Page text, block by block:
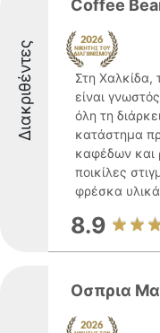
Διακριθέντες
Coffee
Στη Χαλκίδα,
είναι
όλη τη
κατάστημα
καφέδων και
ποικίλες
φρέσκα υλικά
8.9
Οσπρια